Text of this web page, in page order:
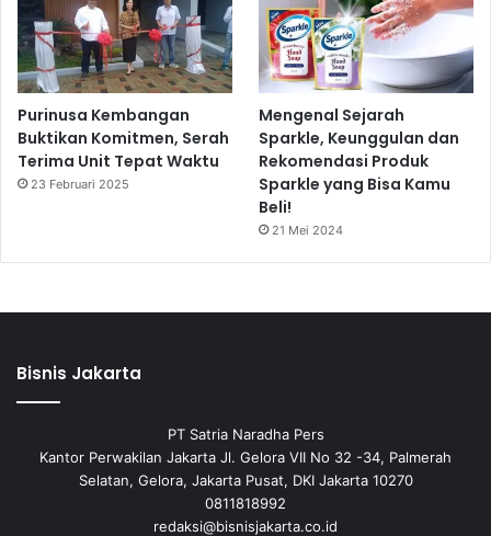
Purinusa Kembangan
Buktikan Komitmen, Serah
Terima Unit Tepat Waktu
23 Februari 2025
Mengenal Sejarah
Sparkle, Keunggulan dan
Rekomendasi Produk
Sparkle yang Bisa Kamu
Beli!
21 Mei 2024
Bisnis Jakarta
PT Satria Naradha Pers
Kantor Perwakilan Jakarta Jl. Gelora VII No 32 -34, Palmerah
Selatan, Gelora, Jakarta Pusat, DKI Jakarta 10270
0811818992
redaksi@bisnisjakarta.co.id